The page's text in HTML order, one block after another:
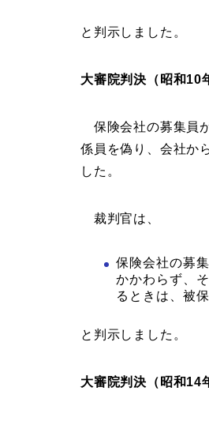
と判示しました。
大審院判決（昭和10
保険会社の募集員
係員を偽り、会社か
した。
裁判官は、
保険会社の募
かかわらず、
るときは、被
と判示しました。
大審院判決（昭和14